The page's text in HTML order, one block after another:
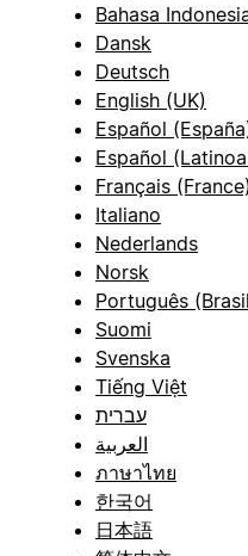
Bahasa
Dansk
Deutsch
English (UK)
Español
Español
Français (France)
Italiano
Nederlands
Norsk
Português
Suomi
Svenska
Tiếng Việt
עברית
العربية
ภาษาไทย
한국어
日本語